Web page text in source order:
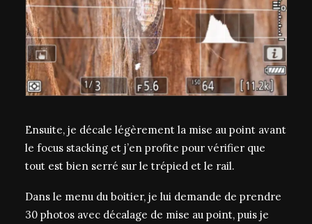
Ensuite, je décale légèrement la mise au point avant
le focus stacking et j’en profite pour vérifier que
tout est bien serré sur le trépied et le rail.
Dans le menu du boitier, je lui demande de prendre
30 photos avec décalage de mise au point, puis je